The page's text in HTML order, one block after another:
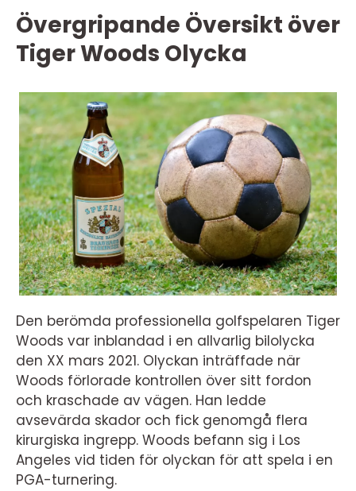
Övergripande Översikt över
Tiger Woods Olycka
Den berömda professionella golfspelaren Tiger
Woods var inblandad i en allvarlig bilolycka
den XX mars 2021. Olyckan inträffade när
Woods förlorade kontrollen över sitt fordon
och kraschade av vägen. Han ledde
avsevärda skador och fick genomgå flera
kirurgiska ingrepp. Woods befann sig i Los
Angeles vid tiden för olyckan för att spela i en
PGA-turnering.